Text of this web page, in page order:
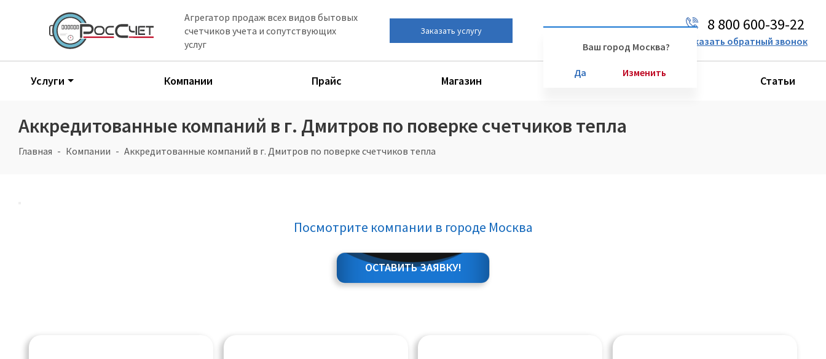
Агрегатор продаж всех видов бытовых
счетчиков учета и сопутствующих
услуг
Заказать услугу
Ваш город Москва?
Да Изменить
8 800 600-39-22
Заказать обратный звонок
Услуги Компании Прайс Магазин Производители Статьи
Аккредитованные компаний в г. Дмитров по поверке счетчиков тепла
Главная Компании Аккредитованные компаний в г. Дмитров по поверке счетчиков тепла
Посмотрите компании в городе Москва
ОСТАВИТЬ ЗАЯВКУ!